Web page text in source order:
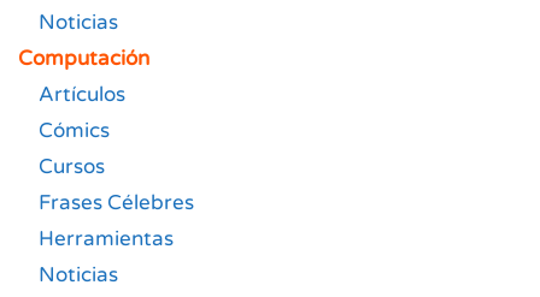
Noticias
Computación
Artículos
Cómics
Cursos
Frases Célebres
Herramientas
Noticias